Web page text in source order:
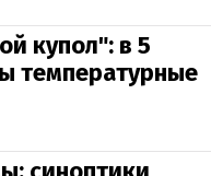
купол": в 5
температурные